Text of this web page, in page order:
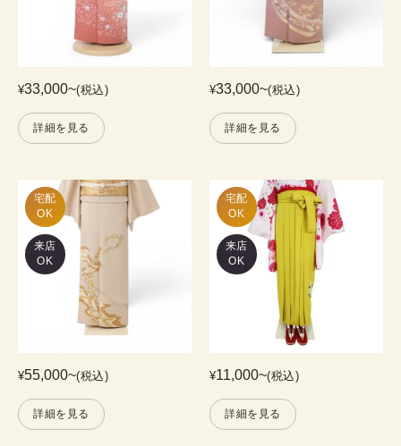
¥33,000~(税込)
詳細を見る
¥33,000~(税込)
詳細を見る
宅配
OK
来店
OK
¥55,000~(税込)
詳細を見る
宅配
OK
来店
OK
¥11,000~(税込)
詳細を見る